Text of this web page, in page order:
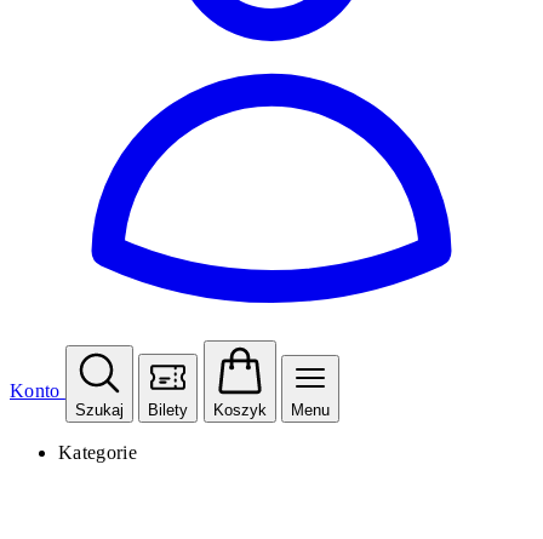
Konto
Szukaj Bilety Koszyk Menu
Kategorie